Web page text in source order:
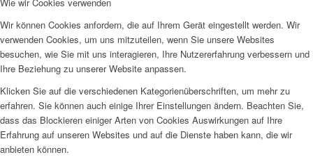
Wir können Cookies anfordern, die auf Ihrem Gerät eingestellt werden. Wir
verwenden Cookies, um uns mitzuteilen, wenn Sie unsere Websites
besuchen, wie Sie mit uns interagieren, Ihre Nutzererfahrung verbessern und
Ihre Beziehung zu unserer Website anpassen.
Klicken Sie auf die verschiedenen Kategorienüberschriften, um mehr zu
erfahren. Sie können auch einige Ihrer Einstellungen ändern. Beachten Sie,
dass das Blockieren einiger Arten von Cookies Auswirkungen auf Ihre
Erfahrung auf unseren Websites und auf die Dienste haben kann, die wir
anbieten können.